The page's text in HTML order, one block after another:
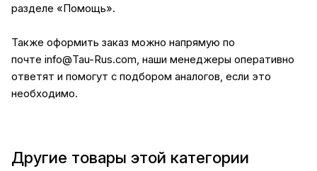
разделе «Помощь».
Также оформить заказ можно напрямую по
почте info@Tau-Rus.com, наши менеджеры оперативно
ответят и помогут с подбором аналогов, если это
необходимо.
Другие товары этой категории